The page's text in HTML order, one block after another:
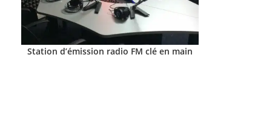
Station d’émission radio FM clé en main